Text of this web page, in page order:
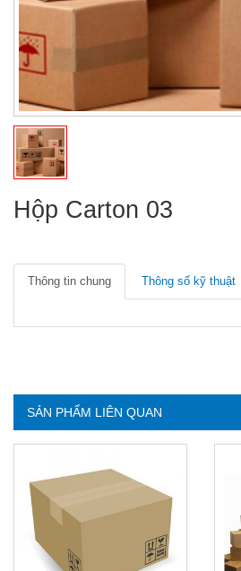
Hộp Carton 03
Thông tin chung Thông số kỹ thuật
SẢN PHẨM LIÊN QUAN